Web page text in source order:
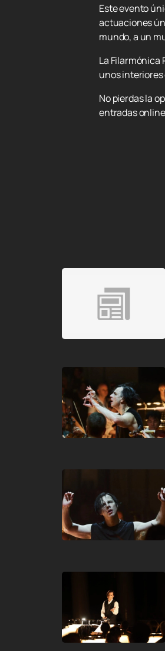
Este evento
actuaciones
mundo, a un
La Filarmónica
unos interiores
No pierdas la
entradas